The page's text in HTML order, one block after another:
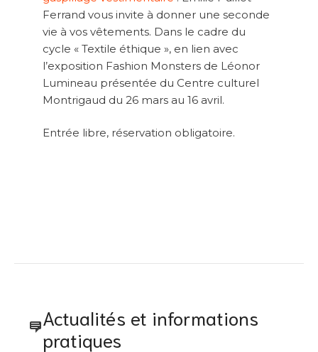
Ferrand vous invite à donner une seconde
vie à vos vêtements. Dans le cadre du
cycle « Textile éthique », en lien avec
l’exposition Fashion Monsters de Léonor
Lumineau présentée du Centre culturel
Montrigaud du 26 mars au 16 avril.
Entrée libre, réservation obligatoire.
Actualités et informations
pratiques